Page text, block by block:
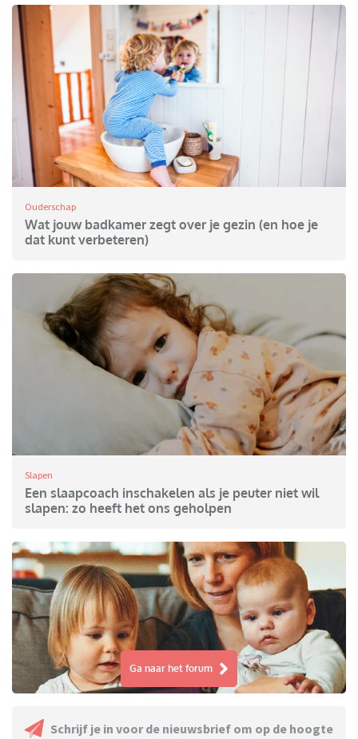
Ouderschap
Wat jouw badkamer zegt over je gezin (en hoe je
dat kunt verbeteren)
Slapen
Een slaapcoach inschakelen als je peuter niet wil
slapen: zo heeft het ons geholpen
Ga naar het forum
Schrijf je in voor de nieuwsbrief om op de hoogte